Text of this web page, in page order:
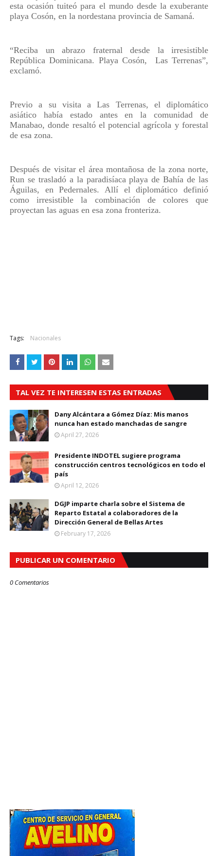
esta ocasión tuiteó para el mundo desde la exuberante
playa Cosón, en la nordestana provincia de Samaná.
“Reciba un abrazo fraternal desde la irresistible
República Dominicana. Playa Cosón,
Las Terrenas”,
exclamó.
Previo a su visita a Las Terrenas, el diplomático
asiático había estado antes en la comunidad de
Manabao, donde resaltó el potencial agrícola y forestal
de esa zona.
Después de visitar el área montañosa de la zona norte,
Run se trasladó a la paradisíaca playa de Bahía de las
Águilas, en Pedernales. Allí el diplomático definió
como irresistible la combinación de colores que
proyectan las aguas en esa zona fronteriza.
Tags: Nacionales
TAL VEZ TE INTERESEN ESTAS ENTRADAS
Dany Alcántara a Gómez Díaz: Mis manos
nunca han estado manchadas de sangre
April 27, 2026
Presidente INDOTEL sugiere programa
construcción centros tecnológicos en todo el
país
April 12, 2026
DGJP imparte charla sobre el Sistema de
Reparto Estatal a colaboradores de la
Dirección General de Bellas Artes
February 17, 2026
PUBLICAR UN COMENTARIO
0 Comentarios